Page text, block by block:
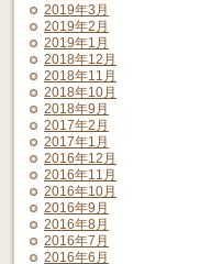
2019年3月
2019年2月
2019年1月
2018年12月
2018年11月
2018年10月
2018年9月
2017年2月
2017年1月
2016年12月
2016年11月
2016年10月
2016年9月
2016年8月
2016年7月
2016年6月